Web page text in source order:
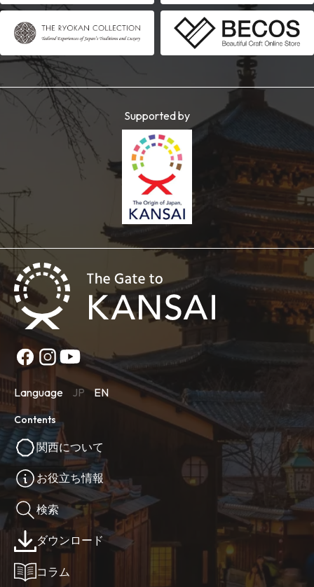
Supported by
Language JP EN
Contents
関西について
お役立ち情報
検索
ダウンロード
コラム